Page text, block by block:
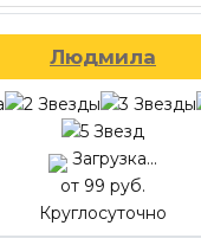
Людмила
Загрузка...
от 99 руб.
Круглосуточно